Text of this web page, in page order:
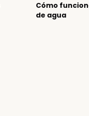
Cómo
de agua